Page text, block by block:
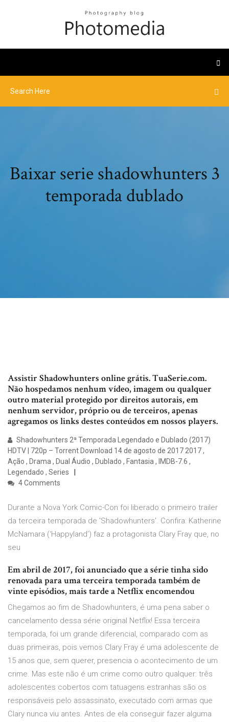
Baixar serie shadowhunters 3
temporada dublado
Assistir Shadowhunters online grátis. TuaSerie.com.
Não hospedamos nenhum vídeo, imagem ou qualquer
outro material protegido por direitos autorais, em
nenhum servidor, próprio ou de terceiros, apenas
agregamos os links destes conteúdos em nossos players.
Shadowhunters 2ª Temporada Legendado e Dublado (2017)
HDTV | 720p – Torrent Download 14 de agosto de 2017 2017 ,
Ação , Drama , Dual Áudio , Dublado , Fantasia , IMDB-7.6 ,
Legendado , Series
4 Comments
Durante a Nova York Comic-Con foi liberado o primeiro trailer
da terceira temporada de 'Shadowhunters'. Confira: Katherine
McNamara (‘Happyland’) faz a protagonista Clary Fray que, no
seu
Em abril de 2017, foi anunciado que a série tinha sido
renovada para uma terceira temporada também de
vinte episódios, mais tarde a Netflix encomendou
Chegamos ao fim de Shadowhunters, é uma pena saber o
cancelamento dessa série original Netflix! Essa terceira
temporada, foi um grande diferencial, comparado com as
duas primeiras, pois vemos Clary Fray é uma adolescente de
15 anos que, sem querer, presencia o acontecimento de um
crime. Mas este não é um crime como outro qualquer: três
adolescentes cobertos com tatuagens estranhas são os
responsáveis pelo assassinato, executado com armas que
Clary nunca viu antes. Antes de ela conseguir fazer alguma